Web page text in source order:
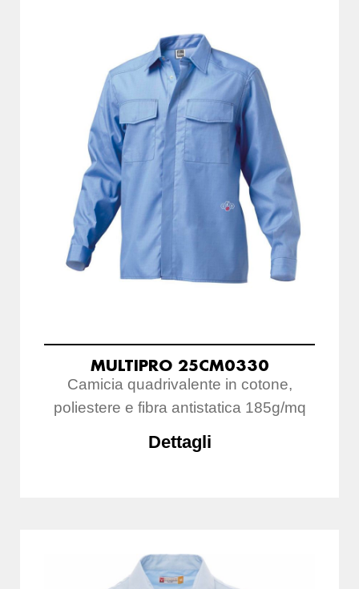
MULTIPRO 25CM0330
Camicia quadrivalente in cotone,
poliestere e fibra antistatica 185g/mq
Dettagli